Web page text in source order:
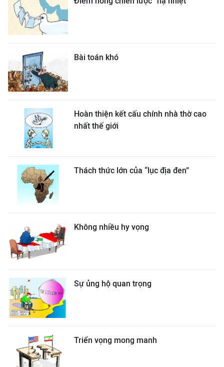
Bài toán khó
Hoàn thiện kết cấu chính nhà thờ cao
nhất thế giới
Thách thức lớn của “lục địa đen”
Không nhiều hy vọng
Sự ủng hộ quan trọng
Triển vọng mong manh